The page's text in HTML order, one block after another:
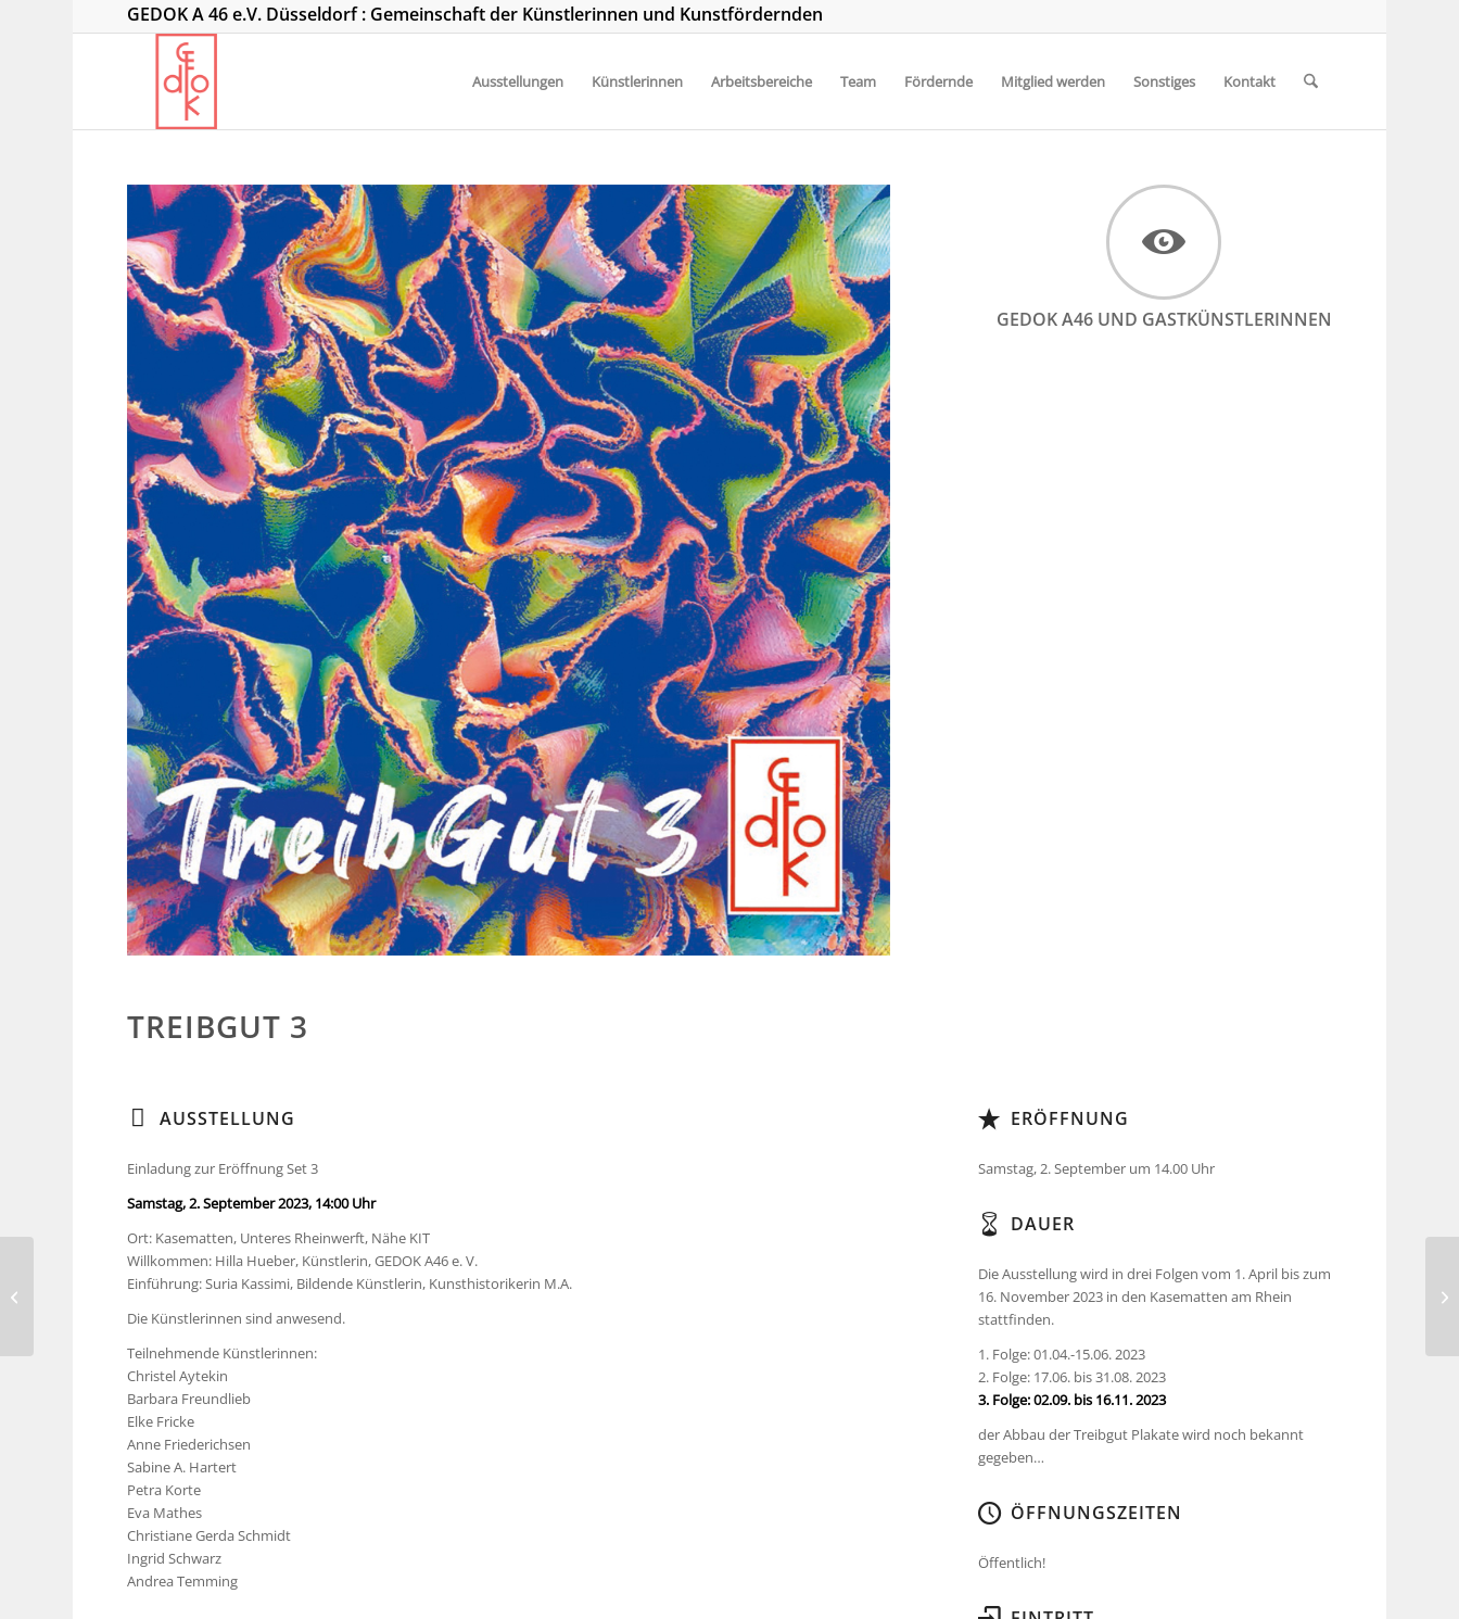
GEDOK A 46 e.V. Düsseldorf : Gemeinschaft der Künstlerinnen und Kunstfördernden
Ausstellungen Künstlerinnen Arbeitsbereiche Team Fördernde Mitglied werden Sonstiges Kontakt
GEDOK A46 UND GASTKÜNSTLERINNEN
TREIBGUT 3
AUSSTELLUNG
Einladung zur Eröffnung Set 3
Samstag, 2. September 2023, 14:00 Uhr
Ort: Kasematten, Unteres Rheinwerft, Nähe KIT
Willkommen: Hilla Hueber, Künstlerin, GEDOK A46 e. V.
Einführung: Suria Kassimi, Bildende Künstlerin, Kunsthistorikerin M.A.
Die Künstlerinnen sind anwesend.
Teilnehmende Künstlerinnen:
Christel Aytekin
Barbara Freundlieb
Elke Fricke
Anne Friederichsen
Sabine A. Hartert
Petra Korte
Eva Mathes
Christiane Gerda Schmidt
Ingrid Schwarz
Andrea Temming
ERÖFFNUNG
Samstag, 2. September um 14.00 Uhr
DAUER
Die Ausstellung wird in drei Folgen vom 1. April bis zum
16. November 2023 in den Kasematten am Rhein
stattfinden.
1. Folge: 01.04.-15.06. 2023
2. Folge: 17.06. bis 31.08. 2023
3. Folge: 02.09. bis 16.11. 2023
der Abbau der Treibgut Plakate wird noch bekannt
gegeben…
ÖFFNUNGSZEITEN
Öffentlich!
Barbara Freundlieb –
Künstlerateliers-Alte
Volksschule, Krefeld